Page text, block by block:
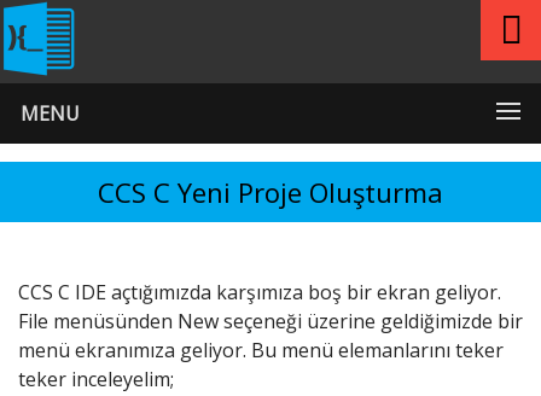
MENU
CCS C Yeni Proje Oluşturma
CCS C IDE açtığımızda karşımıza boş bir ekran geliyor.
File menüsünden New seçeneği üzerine geldiğimizde bir
menü ekranımıza geliyor. Bu menü elemanlarını teker
teker inceleyelim;